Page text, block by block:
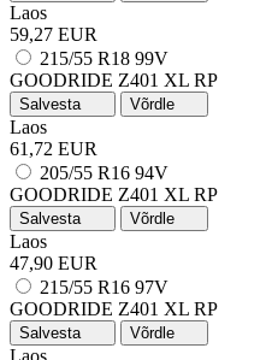
Laos
59,27 EUR
215/55 R18 99V
GOODRIDE Z401 XL RP
Salvesta Võrdle
Laos
61,72 EUR
205/55 R16 94V
GOODRIDE Z401 XL RP
Salvesta Võrdle
Laos
47,90 EUR
215/55 R16 97V
GOODRIDE Z401 XL RP
Salvesta Võrdle
Laos